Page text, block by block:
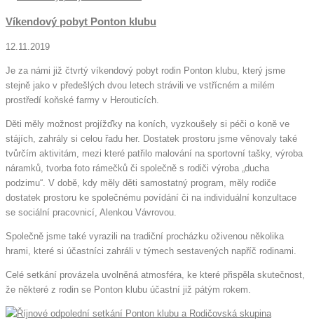
Víkendový pobyt Ponton klubu
12.11.2019
Je za námi již čtvrtý víkendový pobyt rodin Ponton klubu, který jsme
stejně jako v předešlých dvou letech strávili ve vstřícném a milém
prostředí koňské farmy v Herouticích.
Děti měly možnost projížďky na koních, vyzkoušely si péči o koně ve
stájích, zahrály si celou řadu her. Dostatek prostoru jsme věnovaly také
tvůrčím aktivitám, mezi které patřilo malování na sportovní tašky, výroba
náramků, tvorba foto rámečků či společně s rodiči výroba „ducha
podzimu“. V době, kdy měly děti samostatný program, měly rodiče
dostatek prostoru ke společnému povídání či na individuální konzultace
se sociální pracovnicí, Alenkou Vávrovou.
Společně jsme také vyrazili na tradiční procházku oživenou několika
hrami, které si účastníci zahráli v týmech sestavených napříč rodinami.
Celé setkání provázela uvolněná atmosféra, ke které přispěla skutečnost,
že některé z rodin se Ponton klubu účastní již pátým rokem.